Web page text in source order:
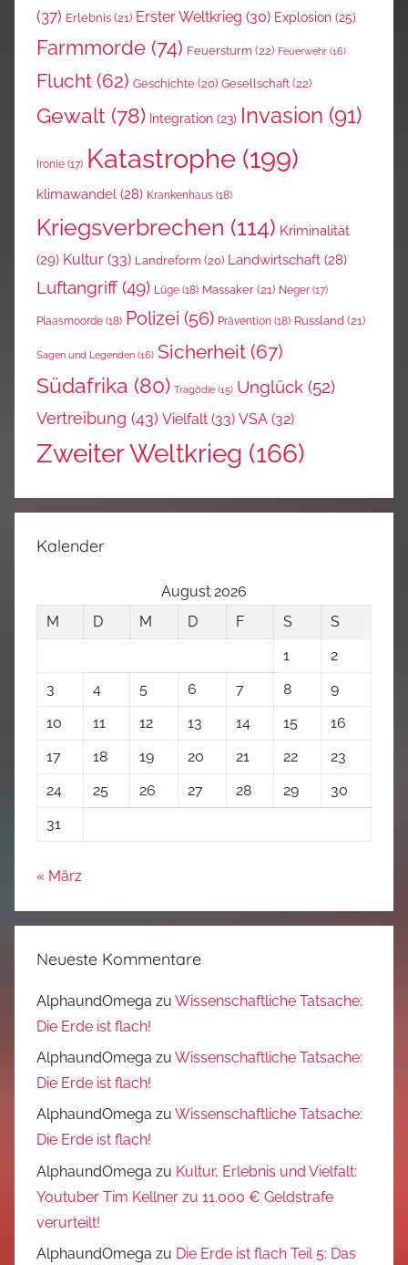
(37) Erlebnis (21) Erster Weltkrieg (30) Explosion (25)
Farmmorde (74) Feuersturm (22) Feuerwehr (16)
Flucht (62) Geschichte (20) Gesellschaft(22)
Gewalt (78) Integration (23) Invasion (91)
Ironie (17) Katastrophe (199)
klimawandel (28) Krankenhaus (18)
Kriegsverbrechen (114) Kriminalität
(29) Kultur (33) Landreform (20) Landwirtschaft (28)
Luftangriff (49) Lüge (18) Massaker (21) Neger (17)
Plaasmoorde (18) Polizei (56) Prävention (18) Russland (21)
Sagen und Legenden (16) Sicherheit (67)
Südafrika (80) Tragödie (15) Unglück (52)
Vertreibung (43) Vielfalt (33) VSA (32)
Zweiter Weltkrieg (166)
Kalender
August 2026
M
D M D F S
S
1
2
3
4 5 6 7 8
9
10
11 12 13 14 15
16
17
18 19 20 21 22
23
24
25 26 27 28 29
30
31
« März
Neueste Kommentare
AlphaundOmega zu Wissenschaftliche Tatsache:
Die Erde ist flach!
AlphaundOmega zu Wissenschaftliche Tatsache:
Die Erde ist flach!
AlphaundOmega zu Wissenschaftliche Tatsache:
Die Erde ist flach!
AlphaundOmega zu Kultur, Erlebnis und Vielfalt:
Youtuber Tim Kellner zu 11.000 € Geldstrafe
verurteilt!
AlphaundOmega zu Die Erde ist flach Teil 5: Das